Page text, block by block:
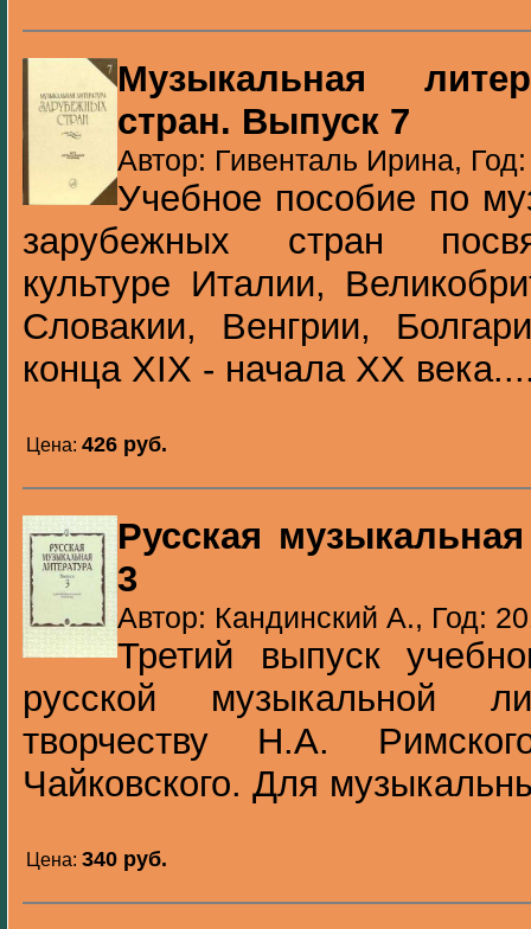
Музыкальная
стран. Выпуск 7
Автор: Гивенталь Ирина,
Учебное пособие по
зарубежных стран
культуре Италии,
Словакии, Венгрии,
конца XIX - начала XX
Цена: 426 pуб.
Русская
3
Автор: Кандинский А., Год:
Третий выпуск
русской музыкальной
творчеству Н.А.
Чайковского. Для
Цена: 340 pуб.